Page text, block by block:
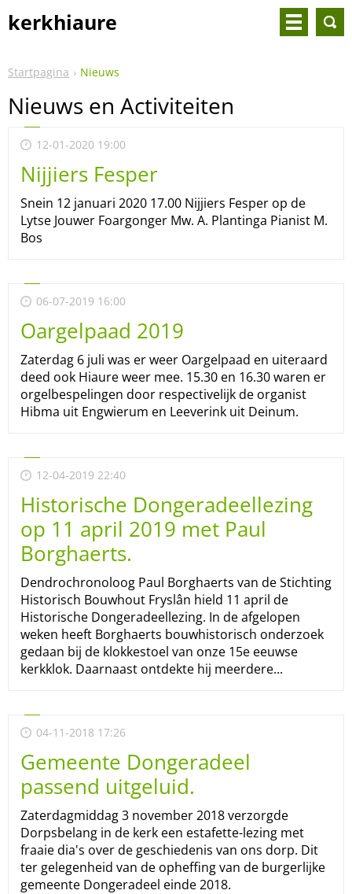
kerkhiaure
Startpagina Nieuws
Nieuws en Activiteiten
12-01-2020 19:00
Nijjiers Fesper
Snein 12 januari 2020 17.00 Nijjiers Fesper op de
Lytse Jouwer Foargonger Mw. A. Plantinga Pianist M.
Bos
06-07-2019 16:00
Oargelpaad 2019
Zaterdag 6 juli was er weer Oargelpaad en uiteraard
deed ook Hiaure weer mee. 15.30 en 16.30 waren er
orgelbespelingen door respectivelijk de organist
Hibma uit Engwierum en Leeverink uit Deinum.
12-04-2019 22:40
Historische Dongeradeellezing
op 11 april 2019 met Paul
Borghaerts.
Dendrochronoloog Paul Borghaerts van de Stichting
Historisch Bouwhout Fryslân hield 11 april de
Historische Dongeradeellezing. In de afgelopen
weken heeft Borghaerts bouwhistorisch onderzoek
gedaan bij de klokkestoel van onze 15e eeuwse
kerkklok. Daarnaast ontdekte hij meerdere...
04-11-2018 17:26
Gemeente Dongeradeel
passend uitgeluid.
Zaterdagmiddag 3 november 2018 verzorgde
Dorpsbelang in de kerk een estafette-lezing met
fraaie dia's over de geschiedenis van ons dorp. Dit
ter gelegenheid van de opheffing van de burgerlijke
gemeente Dongeradeel einde 2018.